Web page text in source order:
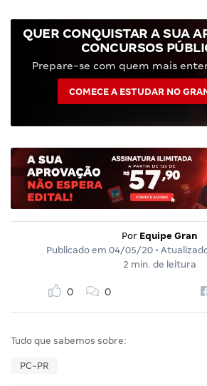
QUER CONQUISTAR A SUA
CONCURSOS
Prepare-se com quem mais
COMECE A ESTUDAR NO
Por Equipe Gran
Publicado em 04/05/20 •
2 min. de leitura
0 0
Tudo que sabemos sobre:
PC-PR